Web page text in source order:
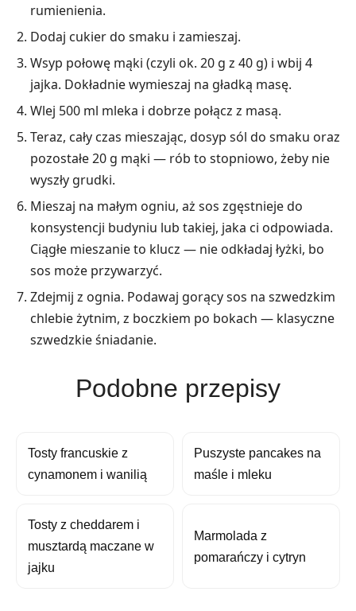
rumienienia.
Dodaj cukier do smaku i zamieszaj.
Wsyp połowę mąki (czyli ok. 20 g z 40 g) i wbij 4
jajka. Dokładnie wymieszaj na gładką masę.
Wlej 500 ml mleka i dobrze połącz z masą.
Teraz, cały czas mieszając, dosyp sól do smaku oraz
pozostałe 20 g mąki — rób to stopniowo, żeby nie
wyszły grudki.
Mieszaj na małym ogniu, aż sos zgęstnieje do
konsystencji budyniu lub takiej, jaka ci odpowiada.
Ciągłe mieszanie to klucz — nie odkładaj łyżki, bo
sos może przywarzyć.
Zdejmij z ognia. Podawaj gorący sos na szwedzkim
chlebie żytnim, z boczkiem po bokach — klasyczne
szwedzkie śniadanie.
Podobne przepisy
Tosty francuskie z
cynamonem i wanilią
Puszyste pancakes na
maśle i mleku
Tosty z cheddarem i
musztardą maczane w
jajku
Marmolada z
pomarańczy i cytryn